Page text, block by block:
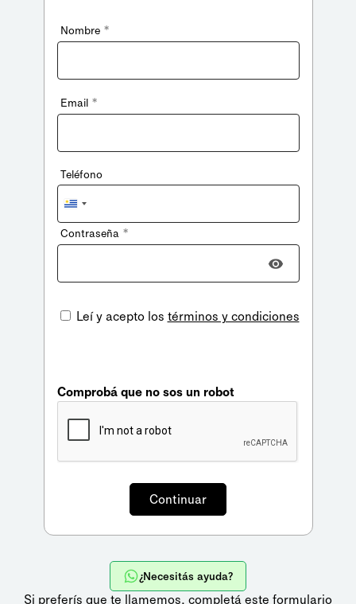
Nombre *
Email *
Teléfono
Uruguay
+598
Contraseña *
Leí y acepto los términos y condiciones
Comprobá que no sos un robot
¿Necesitás ayuda?
Si preferís que te llamemos, completá este formulario